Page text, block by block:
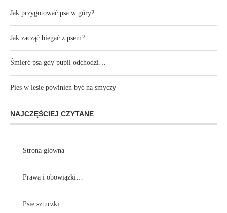
Jak przygotować psa w góry?
Jak zacząć biegać z psem?
Śmierć psa gdy pupil odchodzi…
Pies w lesie powinien być na smyczy
NAJCZĘŚCIEJ CZYTANE
Strona główna
Prawa i obowiązki…
Psie sztuczki